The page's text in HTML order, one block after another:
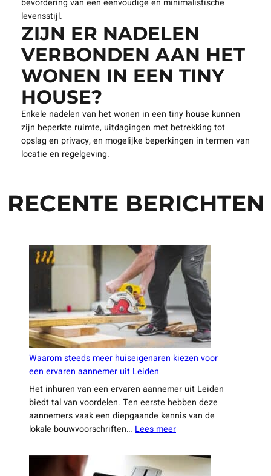
bevordering van een eenvoudige en minimalistische
levensstijl.
ZIJN ER NADELEN
VERBONDEN AAN HET
WONEN IN EEN TINY
HOUSE?
Enkele nadelen van het wonen in een tiny house kunnen
zijn beperkte ruimte, uitdagingen met betrekking tot
opslag en privacy, en mogelijke beperkingen in termen van
locatie en regelgeving.
RECENTE BERICHTEN
Waarom steeds meer huiseigenaren kiezen voor
een ervaren aannemer uit Leiden
Het inhuren van een ervaren aannemer uit Leiden
biedt tal van voordelen. Ten eerste hebben deze
aannemers vaak een diepgaande kennis van de
lokale bouwvoorschriften… Lees meer:
steeds
meer